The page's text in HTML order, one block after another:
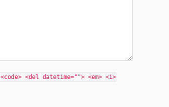
<del datetime=""> <em> <i>